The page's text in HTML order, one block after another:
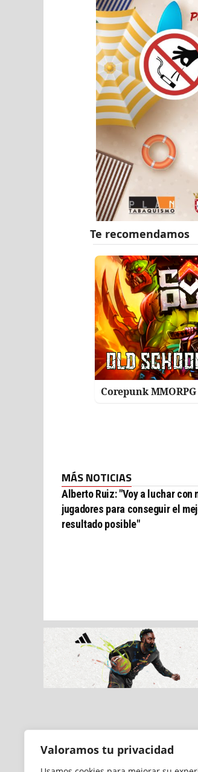
Valoramos tu privacidad
Corepunk MMORPG
MÁS NOTICIAS
Alberto Ruiz: "Voy a luchar con
jugadores para conseguir el
resultado posible"